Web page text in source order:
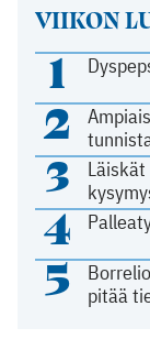
VIIKON
1
2
3
4
5
pitää